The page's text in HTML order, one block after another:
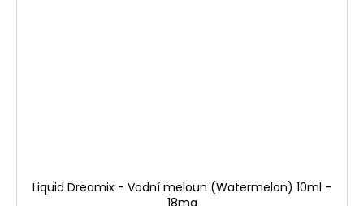
Liquid Dreamix - Vodní meloun (Watermelon) 10ml -
18mg